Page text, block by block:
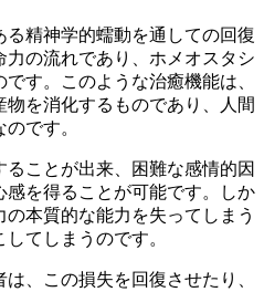
精神学的蠕動を通しての回復
の流れであり、ホメオスタシ
す。このような治癒機能は、
を消化するものであり、人間
です。
ことが出来、困難な感情的因
を得ることが可能です。しか
本質的な能力を失ってしまう
てしまうのです。
、この損失を回復させたり、